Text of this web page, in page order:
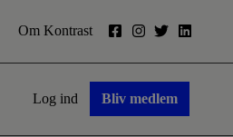
Om Kontrast
Log ind Bliv medlem